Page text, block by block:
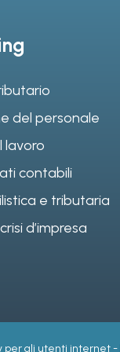
del personale
lavoro
contabili
e tributaria
d’impresa
per gli utenti internet-